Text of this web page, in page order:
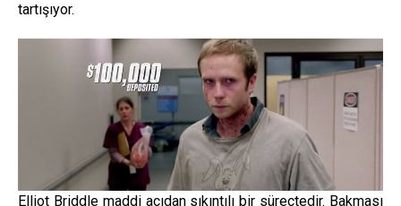
tartışıyor.
Elliot Briddle maddi açıdan sıkıntılı bir süreçtedir. Bakması